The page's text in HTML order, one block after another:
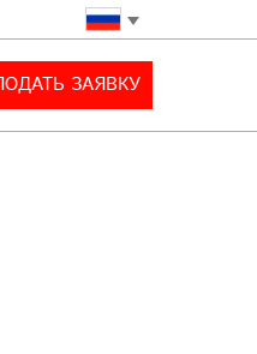
ПОДАТЬ ЗАЯВКУ